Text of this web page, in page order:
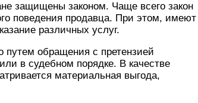
защищены законом. Чаще всего закон
поведения продавца. При этом, имеют
различных услуг.
путем обращения с претензией
в судебном порядке. В качестве
материальная выгода,